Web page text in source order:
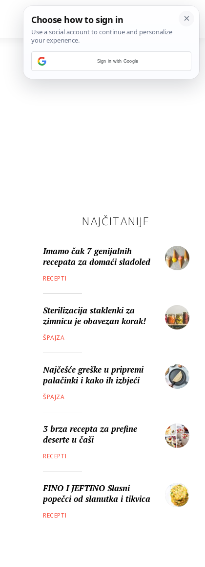
NAJČITANIJE
Imamo čak 7 genijalnih
recepata za domaći sladoled
RECEPTI
Sterilizacija staklenki za
zimnicu je obavezan korak!
ŠPAJZA
Najčešće greške u pripremi
palačinki i kako ih izbjeći
ŠPAJZA
3 brza recepta za prefine
deserte u čaši
RECEPTI
FINO I JEFTINO Slasni
popečci od slanutka i tikvica
RECEPTI
Sign in with Google